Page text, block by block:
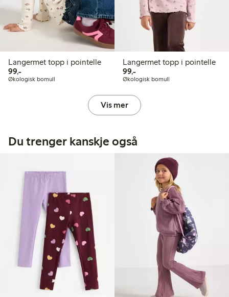
Langermet topp i pointelle
99,-99,00 kr
Økologisk bomull
Langermet topp i pointelle
99,-99,00 kr
Økologisk bomull
Vis mer
Du trenger kanskje også